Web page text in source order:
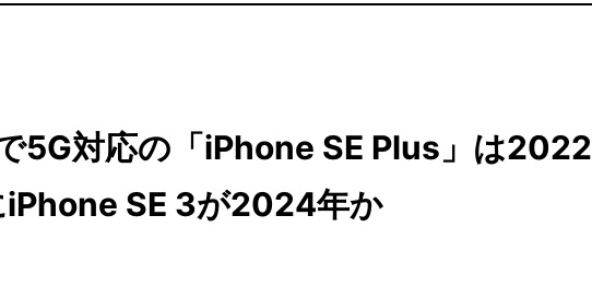
5G対応の「iPhone SE Plus」は2022
iPhone SE 3が2024年か